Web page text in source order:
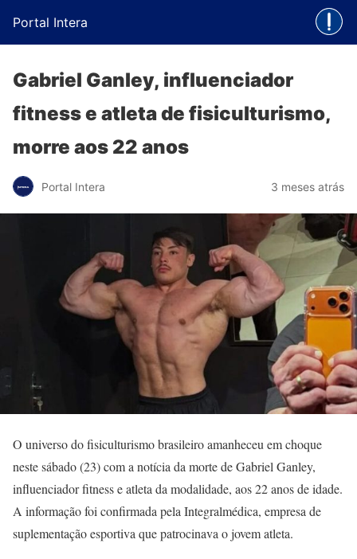
Portal Intera
Gabriel Ganley, influenciador
fitness e atleta de fisiculturismo,
morre aos 22 anos
Portal Intera 3 meses atrás
O universo do fisiculturismo brasileiro amanheceu em choque
neste sábado (23) com a notícia da morte de Gabriel Ganley,
influenciador fitness e atleta da modalidade, aos 22 anos de idade.
A informação foi confirmada pela Integralmédica, empresa de
suplementação esportiva que patrocinava o jovem atleta.